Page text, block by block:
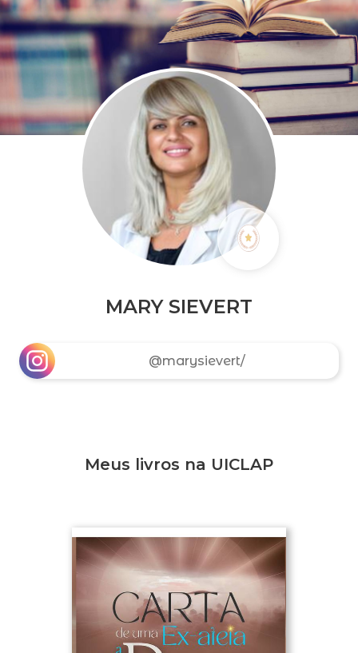
MARY SIEVERT
@marysievert/
Meus livros na UICLAP